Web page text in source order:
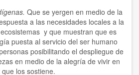
Que se yergen en medio de la
a las necesidades locales a la
y que muestran que es
puesta al servicio del ser humano
posibilitando el despliegue de
en medio de la alegría de vivir en
los sostiene.